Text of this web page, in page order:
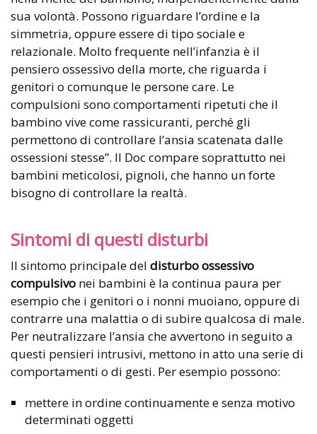
sua volontà. Possono riguardare l’ordine e la
simmetria, oppure essere di tipo sociale e
relazionale. Molto frequente nell’infanzia è il
pensiero ossessivo della morte, che riguarda i
genitori o comunque le persone care. Le
compulsioni sono comportamenti ripetuti che il
bambino vive come rassicuranti, perché gli
permettono di controllare l’ansia scatenata dalle
ossessioni stesse”. Il Doc compare soprattutto nei
bambini meticolosi, pignoli, che hanno un forte
bisogno di controllare la realtà.
Sintomi di questi disturbi
Il sintomo principale del disturbo ossessivo
compulsivo nei bambini è la continua paura per
esempio che i genitori o i nonni muoiano, oppure di
contrarre una malattia o di subire qualcosa di male.
Per neutralizzare l’ansia che avvertono in seguito a
questi pensieri intrusivi, mettono in atto una serie di
comportamenti o di gesti. Per esempio possono:
mettere in ordine continuamente e senza motivo
determinati oggetti